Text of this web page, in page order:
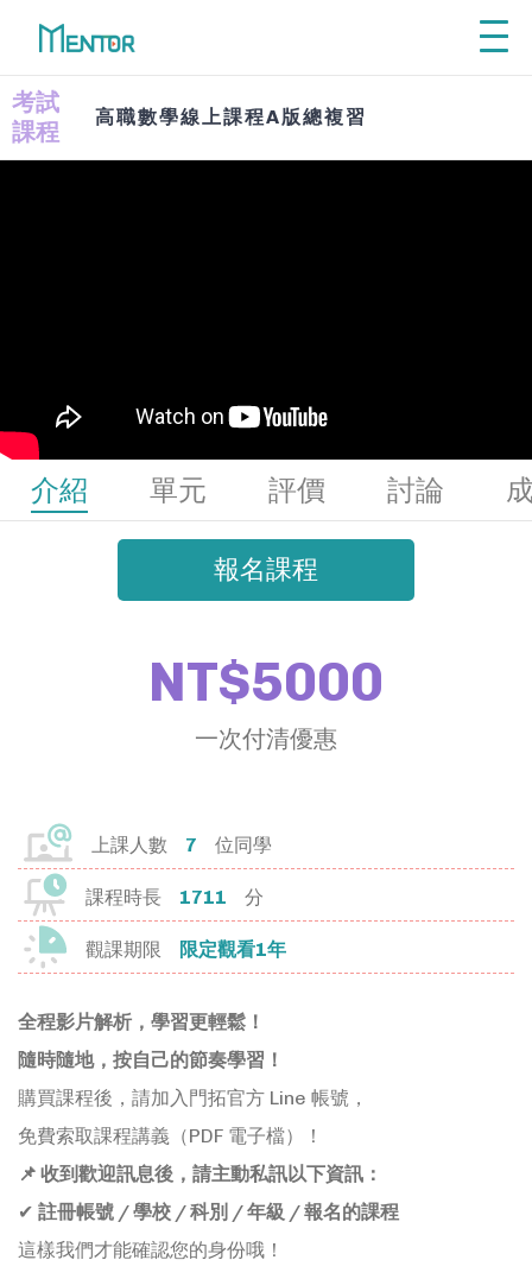
Explore
先了解自己喜歡的工作領域、再探索
相關學群課程，才能讓自主學習事半
從
Self - Directed
Learning
門拓教你如何規劃、撰寫自主學習計
都踩的自信有意義！
我的資料
我的課程
登出
考試
課程
高職數學線上課程A版總複習
介紹 單元 評價 討論
報名課程
NT$5000
一次付清優惠
上課人數 7 位同學
課程時長 1711 分
觀課期限 限定觀看1年
全程影片解析，學習更輕鬆！
隨時隨地，按自己的節奏學習！
購買課程後，請加入門拓官方 Line 帳號，
免費索取課程講義（PDF 電子檔）！
📌 收到歡迎訊息後，請主動私訊以下資訊：
✔ 註冊帳號 / 學校 / 科別 / 年級 / 報名的課程
這樣我們才能確認您的身份哦！